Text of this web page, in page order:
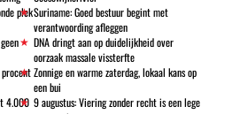
plekSuriname: Goed bestuur begint met
verantwoording afleggen
DNA dringt aan op duidelijkheid over
oorzaak massale vissterfte
Zonnige en warme zaterdag, lokaal kans op
een bui
4.000 9 augustus: Viering zonder recht is een lege